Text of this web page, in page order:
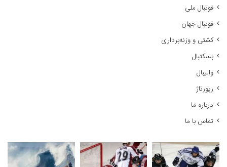
فوتبال ملی
فوتبال جهان
کشتی و وزنه‌برداری
بسکتبال
والیبال
رپورتاژ
درباره ما
تماس با ما